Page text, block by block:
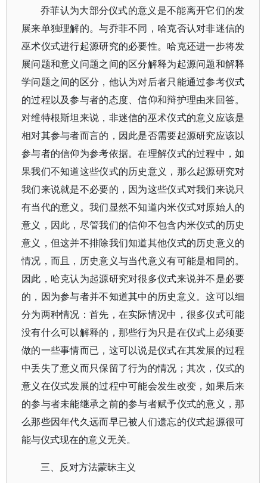
乔菲认为大部分仪式的意义是不能离开它们的发
展来单独理解的。与乔菲不同，哈克否认对非迷信的
巫术仪式进行起源研究的必要性。哈克还进一步将发
展问题和意义问题之间的区分解释为起源问题和解释
学问题之间的区分，他认为对后者只能通过参考仪式
的过程以及参与者的态度、信仰和辩护理由来回答。
对维特根斯坦来说，非迷信的巫术仪式的意义应该是
相对其参与者而言的，因此是否需要起源研究应该以
参与者的信仰为参考依据。在理解仪式的过程中，如
果我们不知道这些仪式的历史意义，那么起源研究对
我们来说就是不必要的，因为这些仪式对我们来说只
有当代的意义。我们显然不知道内米仪式对原始人的
意义，因此，尽管我们的信仰不包含内米仪式的历史
意义，但这并不排除我们知道其他仪式的历史意义的
情况，而且，历史意义与当代意义有可能是相同的。
因此，哈克认为起源研究对很多仪式来说并不是必要
的，因为参与者并不知道其中的历史意义。这可以细
分为两种情况：首先，在实际情况中，很多仪式可能
没有什么可以解释的，那些行为只是在仪式上必须要
做的一些事情而已，这可以说是仪式在其发展的过程
中丢失了意义而只保留了行为的情况；其次，仪式的
意义在仪式发展的过程中可能会发生改变，如果后来
的参与者未能继承之前的参与者赋予仪式的意义，那
么那些因年代久远而早已被人们遗忘的仪式起源很可
能与仪式现在的意义无关。
三、反对方法蒙昧主义